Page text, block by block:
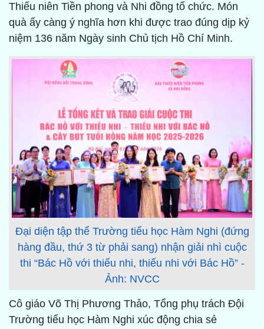
Thiếu niên Tiền phong và Nhi đồng tổ chức. Món
quà ấy càng ý nghĩa hơn khi được trao đúng dịp kỷ
niệm 136 năm Ngày sinh Chủ tịch Hồ Chí Minh.
Đại diện tập thể Trường tiểu học Hàm Nghi (đứng
hàng đầu, thứ 3 từ phải sang) nhận giải nhì cuộc
thi “Bác Hồ với thiếu nhi, thiếu nhi với Bác Hồ” -
Ảnh: NVCC
Cô giáo Võ Thị Phương Thảo, Tổng phụ trách Đội
Trường tiểu học Hàm Nghi xúc động chia sẻ